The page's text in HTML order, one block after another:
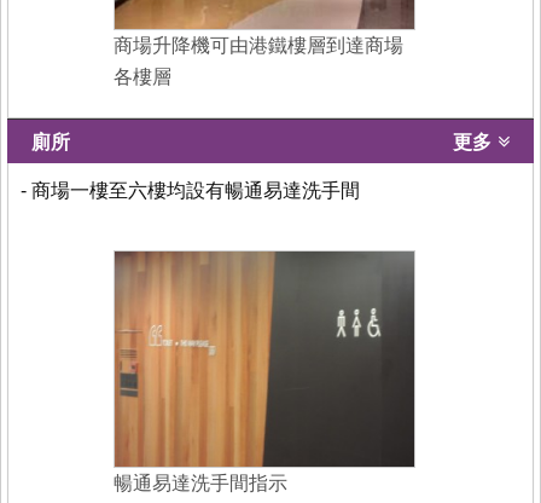
商場升降機可由港鐵樓層到達商場
各樓層
廁所 更多
- 商場一樓至六樓均設有暢通易達洗手間
暢通易達洗手間指示